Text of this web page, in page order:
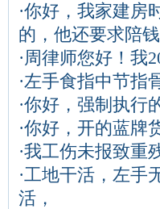
·你好，我家建房
的，他还要求陪钱
· 周律师您好！我
·左手食指中节指
·你好，强制执行
·你好，开的蓝牌
·我工伤未报致重
·工地干活，左手
活，